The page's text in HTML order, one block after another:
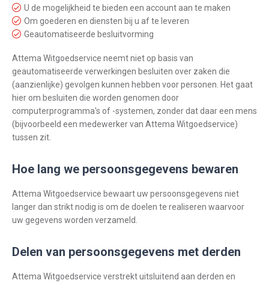
U de mogelijkheid te bieden een account aan te maken
Om goederen en diensten bij u af te leveren
Geautomatiseerde besluitvorming
Attema Witgoedservice neemt niet op basis van
geautomatiseerde verwerkingen besluiten over zaken die
(aanzienlijke) gevolgen kunnen hebben voor personen. Het gaat
hier om besluiten die worden genomen door
computerprogramma's of -systemen, zonder dat daar een mens
(bijvoorbeeld een medewerker van Attema Witgoedservice)
tussen zit.
Hoe lang we persoonsgegevens bewaren
Attema Witgoedservice bewaart uw persoonsgegevens niet
langer dan strikt nodig is om de doelen te realiseren waarvoor
uw gegevens worden verzameld.
Delen van persoonsgegevens met derden
Attema Witgoedservice verstrekt uitsluitend aan derden en